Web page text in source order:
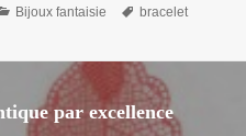
Catégories
Bijoux fantaisie
Mots-
bracelet
par excellence